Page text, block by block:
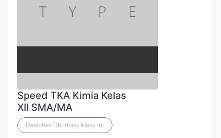
Speed TKA Kimia Kelas
XII SMA/MA
Dealories Qhurbasy Masyhur